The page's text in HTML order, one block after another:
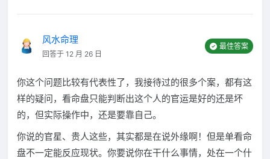
风水命理
回答于 12 月 26 日
最佳答案
你这个问题比较有代表性了，我接待过的很多个案，都有这
样的疑问，看命盘只能判断出这个人的官运是好的还是坏
的，但实际操作中，还是要靠自己。
你说的官星、贵人这些，其实都是在说外缘啊！但是单看命
盘不一定能反应现状。你要说你在干什么事情，处在一个什